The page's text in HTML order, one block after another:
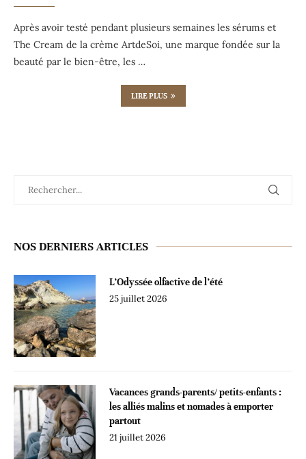
Après avoir testé pendant plusieurs semaines les sérums et
The Cream de la crème ArtdeSoi, une marque fondée sur la
beauté par le bien-être, les …
LIRE PLUS
NOS DERNIERS ARTICLES
L’Odyssée olfactive de l’été
25 juillet 2026
Vacances grands-parents/ petits-enfants :
les alliés malins et nomades à emporter
partout
21 juillet 2026